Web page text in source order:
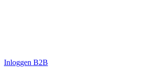
Inloggen B2B